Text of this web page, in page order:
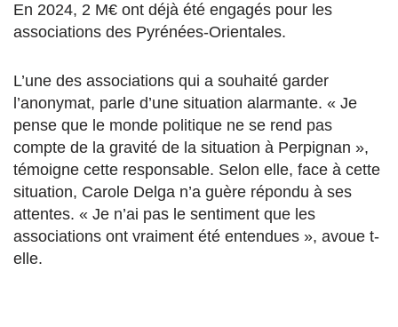
En 2024, 2 M€ ont déjà été engagés pour les
associations des Pyrénées-Orientales.
L’une des associations qui a souhaité garder
l’anonymat, parle d’une situation alarmante. « Je
pense que le monde politique ne se rend pas
compte de la gravité de la situation à Perpignan »,
témoigne cette responsable. Selon elle, face à cette
situation, Carole Delga n’a guère répondu à ses
attentes. « Je n’ai pas le sentiment que les
associations ont vraiment été entendues », avoue t-
elle.